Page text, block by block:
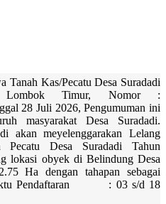
Tanah Kas/Pecatu Desa Suradadi
Timur, Nomor :
28 Juli 2026, Pengumuman ini
masyarakat Desa Suradadi.
akan meyelenggarakan Lelang
Pecatu Desa Suradadi Tahun
lokasi obyek di Belindung Desa
Ha dengan tahapan sebagai
Pendaftaran : 03 s/d 18